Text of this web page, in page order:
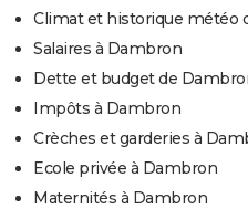
Climat et historique météo
Salaires à Dambron
Dette et budget de
Impôts à Dambron
Crèches et garderies à
Ecole privée à Dambron
Maternités à Dambron